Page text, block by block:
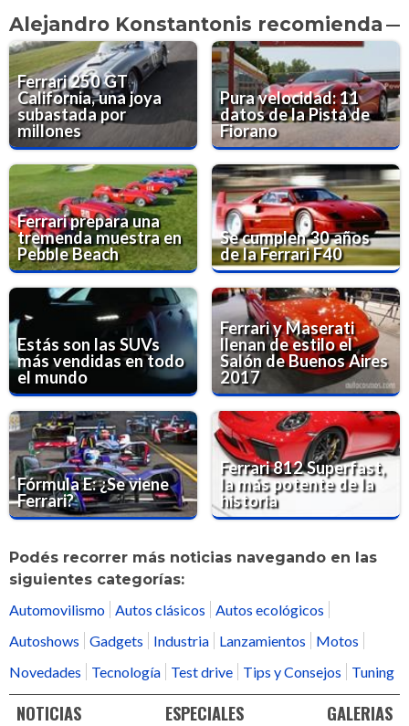
Alejandro Konstantonis recomienda
Ferrari 250 GT
California, una joya
subastada por
millones
Pura velocidad: 11
datos de la Pista de
Fiorano
Ferrari prepara una
tremenda muestra en
Pebble Beach
Se cumplen 30 años
de la Ferrari F40
Estás son las SUVs
más vendidas en todo
el mundo
Ferrari y Maserati
llenan de estilo el
Salón de Buenos Aires
2017
Fórmula E: ¿Se viene
Ferrari?
Ferrari 812 Superfast,
la más potente de la
historia
Podés recorrer más noticias navegando en las
siguientes categorías:
Automovilismo Autos clásicos
Autos ecológicos
Autoshows
Gadgets Industria Lanzamientos
Motos
Novedades
Tecnología Test drive Tips y Consejos Tuning
NOTICIAS ESPECIALES GALERIAS